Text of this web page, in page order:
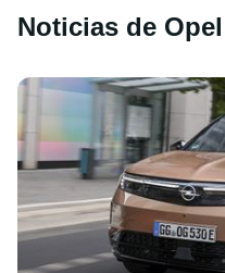
Noticias de